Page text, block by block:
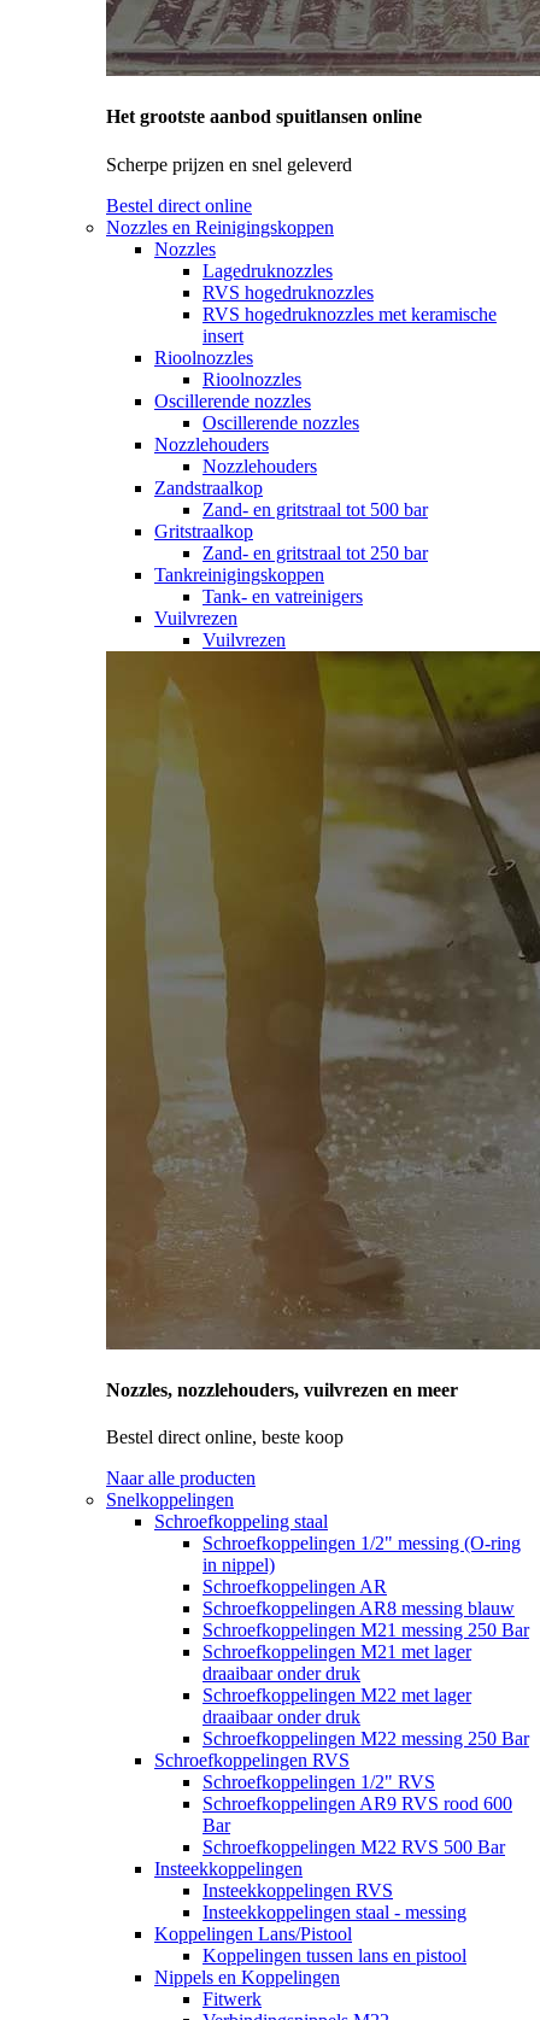
Het grootste aanbod spuitlansen online
Scherpe prijzen en snel geleverd
Bestel direct online
Nozzles en Reinigingskoppen
Nozzles
Lagedruknozzles
RVS hogedruknozzles
RVS hogedruknozzles met keramische
insert
Rioolnozzles
Rioolnozzles
Oscillerende nozzles
Oscillerende nozzles
Nozzlehouders
Nozzlehouders
Zandstraalkop
Zand- en gritstraal tot 500 bar
Gritstraalkop
Zand- en gritstraal tot 250 bar
Tankreinigingskoppen
Tank- en vatreinigers
Vuilvrezen
Vuilvrezen
Nozzles, nozzlehouders, vuilvrezen en meer
Bestel direct online, beste koop
Naar alle producten
Snelkoppelingen
Schroefkoppeling staal
Schroefkoppelingen 1/2" messing (O-ring
in nippel)
Schroefkoppelingen AR
Schroefkoppelingen AR8 messing blauw
Schroefkoppelingen M21 messing 250 Bar
Schroefkoppelingen M21 met lager
draaibaar onder druk
Schroefkoppelingen M22 met lager
draaibaar onder druk
Schroefkoppelingen M22 messing 250 Bar
Schroefkoppelingen RVS
Schroefkoppelingen 1/2" RVS
Schroefkoppelingen AR9 RVS rood 600
Bar
Schroefkoppelingen M22 RVS 500 Bar
Insteekkoppelingen
Insteekkoppelingen RVS
Insteekkoppelingen staal - messing
Koppelingen Lans/Pistool
Koppelingen tussen lans en pistool
Nippels en Koppelingen
Fitwerk